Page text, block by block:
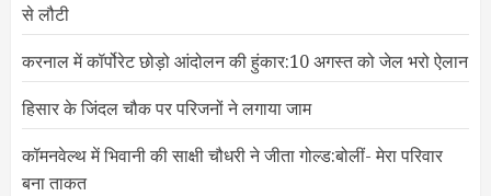
से लौटी
करनाल में कॉर्पोरेट छोड़ो आंदोलन की हुंकार:10 अगस्त को जेल भरो ऐलान
हिसार के जिंदल चौक पर परिजनों ने लगाया जाम
कॉमनवेल्थ में भिवानी की साक्षी चौधरी ने जीता गोल्ड:बोलीं- मेरा परिवार
बना ताकत